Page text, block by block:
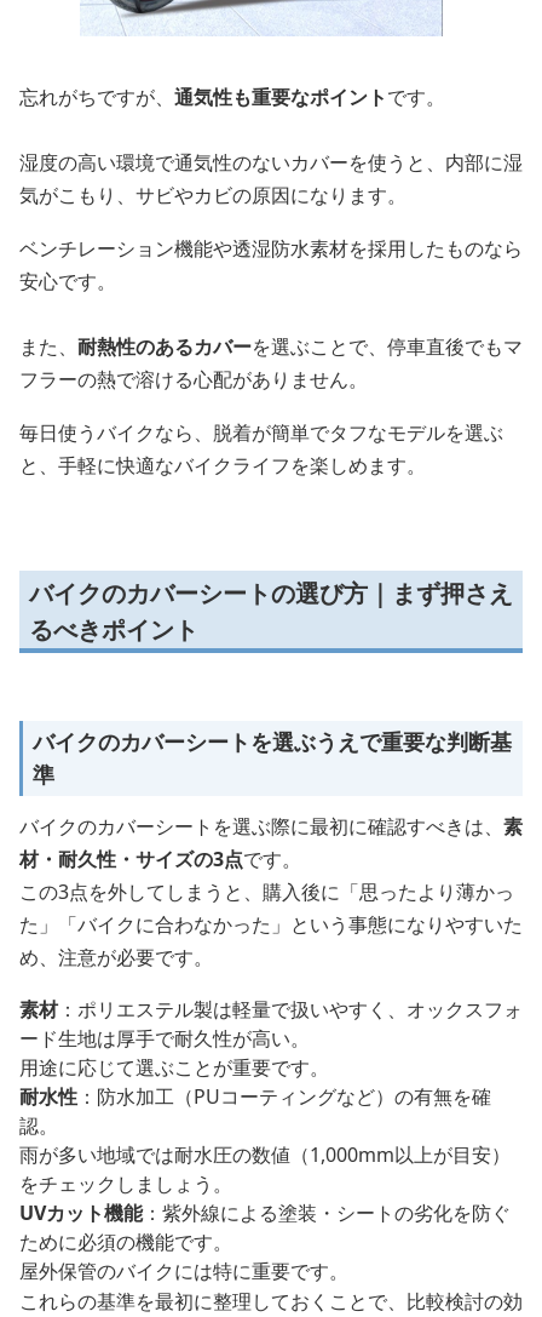
忘れがちですが、 通気性も重要なポイントです。
湿度の高い環境で通気性のないカバーを使うと、内部に湿
気がこもり、サビやカビの原因になります。
ベンチレーション機能や透湿防水素材を採用したものなら
安心です。
また、 耐熱性のあるカバーを選ぶことで、停車直後でもマ
フラーの熱で溶ける心配がありません。
毎日使うバイクなら、脱着が簡単でタフなモデルを選ぶ
と、手軽に快適なバイクライフを楽しめます。
バイクのカバーシートの選び方｜まず押さえ
るべきポイント
バイクのカバーシートを選ぶうえで重要な判断基
準
バイクのカバーシートを選ぶ際に最初に確認すべきは、 素
材・耐久性・サイズの3点です。
この3点を外してしまうと、購入後に「思ったより薄かっ
た」「バイクに合わなかった」という事態になりやすいた
め、注意が必要です。
素材：ポリエステル製は軽量で扱いやすく、オックスフォ
ード生地は厚手で耐久性が高い。
用途に応じて選ぶことが重要です。
耐水性 ：防水加工（PUコーティングなど）の有無を確
認。
雨が多い地域では耐水圧の数値（1,000mm以上が目安）
をチェックしましょう。
UVカット機能：紫外線による塗装・シートの劣化を防ぐ
ために必須の機能です。
屋外保管のバイクには特に重要です。
これらの基準を最初に整理しておくことで、比較検討の効